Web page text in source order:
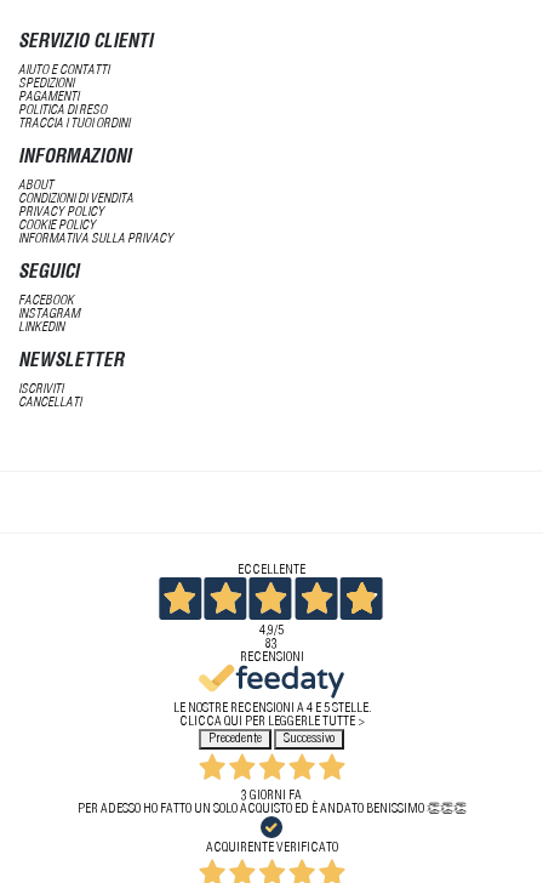
SERVIZIO CLIENTI
AIUTO E CONTATTI
SPEDIZIONI
PAGAMENTI
POLITICA DI RESO
TRACCIA I TUOI ORDINI
INFORMAZIONI
ABOUT
CONDIZIONI DI VENDITA
PRIVACY POLICY
COOKIE POLICY
INFORMATIVA SULLA PRIVACY
SEGUICI
FACEBOOK
INSTAGRAM
LINKEDIN
NEWSLETTER
ISCRIVITI
CANCELLATI
ECCELLENTE
4,9/5
83
RECENSIONI
LE NOSTRE RECENSIONI A 4 E 5 STELLE.
CLICCA QUI PER LEGGERLE TUTTE >
Precedente
Successivo
3 GIORNI FA
PER ADESSO HO FATTO UN SOLO ACQUISTO ED È ANDATO BENISSIMO 👏👏👏
ACQUIRENTE VERIFICATO